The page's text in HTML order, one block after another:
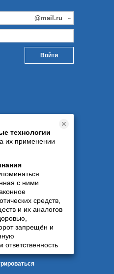
технологии
их применении
с ними
средств,
и их аналогов
запрещён и
ответственность